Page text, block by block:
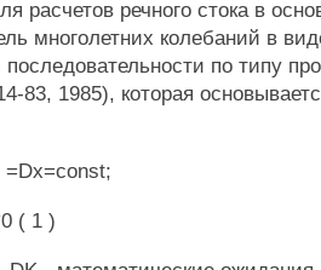
расчетов речного стока в
многолетних колебаний в
последовательности по типу
83, 1985), которая
( 1 )